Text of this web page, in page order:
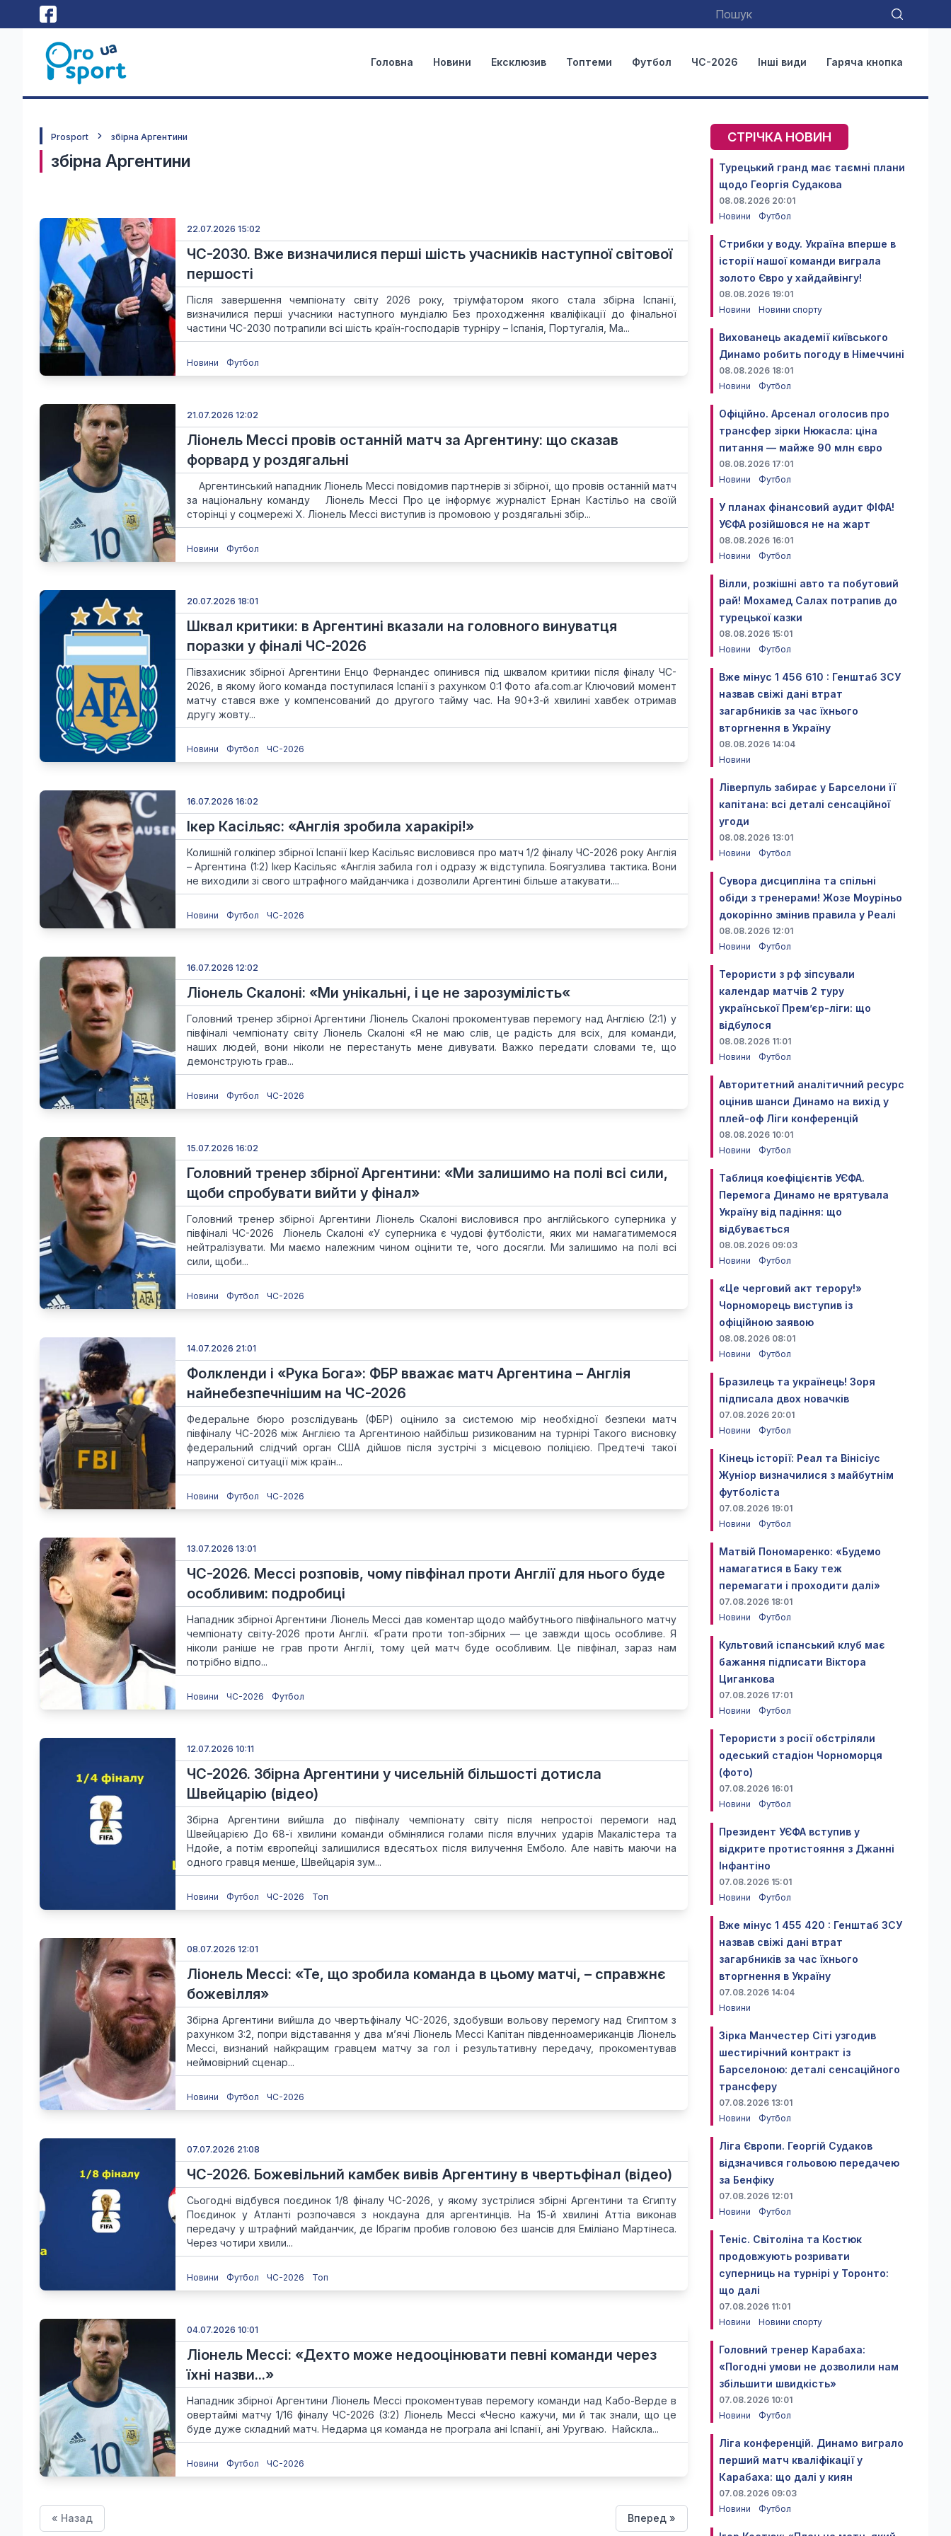
Головна Новини Ексклюзив Топтеми Футбол ЧС-2026 Інші види Гаряча кнопка
Prosport збірна Аргентини
збірна Аргентини
22.07.2026 15:02
ЧС-2030. Вже визначилися перші шість учасників наступної світової
першості
Після завершення чемпіонату світу 2026 року, тріумфатором якого стала збірна Іспанії,
визначилися перші учасники наступного мундіалю Без проходження кваліфікації до фінальної
частини ЧС-2030 потрапили всі шість країн-господарів турніру – Іспанія, Португалія, Ма...
Новини Футбол
21.07.2026 12:02
Ліонель Мессі провів останній матч за Аргентину: що сказав
форвард у роздягальні
Аргентинський нападник Ліонель Мессі повідомив партнерів зі збірної, що провів останній матч
за національну команду Ліонель Мессі Про це інформує журналіст Ернан Кастільо на своїй
сторінці у соцмережі X. Ліонель Мессі виступив із промовою у роздягальні збір...
Новини Футбол
20.07.2026 18:01
Шквал критики: в Аргентині вказали на головного винуватця
поразки у фіналі ЧС-2026
Півзахисник збірної Аргентини Енцо Фернандес опинився під шквалом критики після фіналу ЧC-
2026, в якому його команда поступилася Іспанії з рахунком 0:1 Фото afa.com.ar Ключовий момент
матчу стався вже у компенсований до другого тайму час. На 90+3-й хвилині хавбек отримав
другу жовту...
Новини Футбол ЧС-2026
16.07.2026 16:02
Ікер Касільяс: «Англія зробила харакірі!»
Колишній голкіпер збірної Іспанії Ікер Касільяс висловився про матч 1/2 фіналу ЧС-2026 року Англія
– ​​Аргентина (1:2) Ікер Касільяс «Англія забила гол і одразу ж відступила. Боягузлива тактика. Вони
не виходили зі свого штрафного майданчика і дозволили Аргентині більше атакувати....
Новини Футбол ЧС-2026
16.07.2026 12:02
Ліонель Скалоні: «Ми унікальні, і це не зарозумілість«
Головний тренер збірної Аргентини Ліонель Скалоні прокоментував перемогу над Англією (2:1) у
півфіналі чемпіонату світу Ліонель Скалоні «Я не маю слів, це радість для всіх, для команди,
наших людей, вони ніколи не перестануть мене дивувати. Важко передати словами те, що
демонструють грав...
Новини Футбол ЧС-2026
15.07.2026 16:02
Головний тренер збірної Аргентини: «Ми залишимо на полі всі сили,
щоби спробувати вийти у фінал»
Головний тренер збірної Аргентини Ліонель Скалоні висловився про англійського суперника у
півфіналі ЧС-2026 Ліонель Скалоні «У суперника є чудові футболісти, яких ми намагатимемося
нейтралізувати. Ми маємо належним чином оцінити те, чого досягли. Ми залишимо на полі всі
сили, щоби...
Новини Футбол ЧС-2026
14.07.2026 21:01
Фолкленди і «Рука Бога»: ФБР вважає матч Аргентина – Англія
найнебезпечнішим на ЧС-2026
Федеральне бюро розслідувань (ФБР) оцінило за системою мір необхідної безпеки матч
півфіналу ЧС-2026 між Англією та Аргентиною найбільш ризикованим на турнірі Такого висновку
федеральний слідчий орган США дійшов після зустрічі з місцевою поліцією. Предтечі такої
напруженої ситуації між країн...
Новини Футбол ЧС-2026
13.07.2026 13:01
ЧС-2026. Мессі розповів, чому півфінал проти Англії для нього буде
особливим: подробиці
Нападник збірної Аргентини Ліонель Мессі дав коментар щодо майбутнього півфінального матчу
чемпіонату світу-2026 проти Англії. «Грати проти топ-збірних — це завжди щось особливе. Я
ніколи раніше не грав проти Англії, тому цей матч буде особливим. Це півфінал, зараз нам
потрібно відпо...
Новини ЧС-2026 Футбол
12.07.2026 10:11
ЧС-2026. Збірна Аргентини у чисельній більшості дотисла
Швейцарію (відео)
Збірна Аргентини вийшла до півфіналу чемпіонату світу після непростої перемоги над
Швейцарією До 68-ї хвилини команди обмінялися голами після влучних ударів Макалістера та
Ндойе, а потім європейці залишилися вдесятьох після вилучення Емболо. Але навіть маючи на
одного гравця менше, Швейцарія зум...
Новини Футбол ЧС-2026 Топ
08.07.2026 12:01
Ліонель Мессі: «Те, що зробила команда в цьому матчі, – справжнє
божевілля»
Збірна Аргентини вийшла до чвертьфіналу ЧС-2026, здобувши вольову перемогу над Єгиптом з
рахунком 3:2, попри відставання у два м’ячі Ліонель Мессі Капітан південноамериканців Ліонель
Мессі, визнаний найкращим гравцем матчу за гол і результативну передачу, прокоментував
неймовірний сценар...
Новини Футбол ЧС-2026
07.07.2026 21:08
ЧС-2026. Божевільний камбек вивів Аргентину в чвертьфінал (відео)
Сьогодні відбувся поєдинок 1/8 фіналу ЧС-2026, у якому зустрілися збірні Аргентини та Єгипту
Поєдинок у Атланті розпочався з нокдауна для аргентинців. На 15-й хвилині Аттіа виконав
передачу у штрафний майданчик, де Ібрагім пробив головою без шансів для Еміліано Мартінеса.
Через чотири хвили...
Новини Футбол ЧС-2026 Топ
04.07.2026 10:01
Ліонель Мессі: «Дехто може недооцінювати певні команди через
їхні назви...»
Нападник збірної Аргентини Ліонель Мессі прокоментував перемогу команди над Кабо-Верде в
овертаймі матчу 1/16 фіналу ЧС-2026 (3:2) Ліонель Мессі «Чесно кажучи, ми й так знали, що це
буде дуже складний матч. Недарма ця команда не програла ані Іспанії, ані Уругваю. Найскла...
Новини Футбол ЧС-2026
« Назад Вперед »
СТРІЧКА НОВИН
Турецький гранд має таємні плани
щодо Георгія Судакова
08.08.2026 20:01
Новини
Футбол
Стрибки у воду. Україна вперше в
історії нашої команди виграла
золото Євро у хайдайвінгу!
08.08.2026 19:01
Новини
Новини спорту
Вихованець академії київського
Динамо робить погоду в Німеччині
08.08.2026 18:01
Новини
Футбол
Офіційно. Арсенал оголосив про
трансфер зірки Нюкасла: ціна
питання — майже 90 млн євро
08.08.2026 17:01
Новини
Футбол
У планах фінансовий аудит ФІФА!
УЄФА розійшовся не на жарт
08.08.2026 16:01
Новини
Футбол
Вілли, розкішні авто та побутовий
рай! Мохамед Салах потрапив до
турецької казки
08.08.2026 15:01
Новини
Футбол
Вже мінус 1 456 610 : Генштаб ЗСУ
назвав свіжі дані втрат
загарбників за час їхнього
вторгнення в Україну
08.08.2026 14:04
Новини
Ліверпуль забирає у Барселони її
капітана: всі деталі сенсаційної
угоди
08.08.2026 13:01
Новини
Футбол
Сувора дисципліна та спільні
обіди з тренерами! Жозе Моуріньо
докорінно змінив правила у Реалі
08.08.2026 12:01
Новини
Футбол
Терористи з рф зіпсували
календар матчів 2 туру
української Прем’єр-ліги: що
відбулося
08.08.2026 11:01
Новини
Футбол
Авторитетний аналітичний ресурс
оцінив шанси Динамо на вихід у
плей-оф Ліги конференцій
08.08.2026 10:01
Новини
Футбол
Таблиця коефіцієнтів УЄФА.
Перемога Динамо не врятувала
Україну від падіння: що
відбувається
08.08.2026 09:03
Новини
Футбол
«Це черговий акт терору!»
Чорноморець виступив із
офіційною заявою
08.08.2026 08:01
Новини
Футбол
Бразилець та українець! Зоря
підписала двох новачків
07.08.2026 20:01
Новини
Футбол
Кінець історії: Реал та Вінісіус
Жуніор визначилися з майбутнім
футболіста
07.08.2026 19:01
Новини
Футбол
Матвій Пономаренко: «Будемо
намагатися в Баку теж
перемагати і проходити далі»
07.08.2026 18:01
Новини
Футбол
Культовий іспанський клуб має
бажання підписати Віктора
Циганкова
07.08.2026 17:01
Новини
Футбол
Терористи з росії обстріляли
одеський стадіон Чорноморця
(фото)
07.08.2026 16:01
Новини
Футбол
Президент УЄФА вступив у
відкрите протистояння з Джанні
Інфантіно
07.08.2026 15:01
Новини
Футбол
Вже мінус 1 455 420 : Генштаб ЗСУ
назвав свіжі дані втрат
загарбників за час їхнього
вторгнення в Україну
07.08.2026 14:04
Новини
Зірка Манчестер Сіті узгодив
шестирічний контракт із
Барселоною: деталі сенсаційного
трансферу
07.08.2026 13:01
Новини
Футбол
Ліга Європи. Георгій Судаков
відзначився гольовою передачею
за Бенфіку
07.08.2026 12:01
Новини
Футбол
Теніс. Світоліна та Костюк
продовжують розривати
суперниць на турнірі у Торонто:
що далі
07.08.2026 11:01
Новини
Новини спорту
Головний тренер Карабаха:
«Погодні умови не дозволили нам
збільшити швидкість»
07.08.2026 10:01
Новини
Футбол
Ліга конференцій. Динамо виграло
перший матч кваліфікації у
Карабаха: що далі у киян
07.08.2026 09:03
Новини
Футбол